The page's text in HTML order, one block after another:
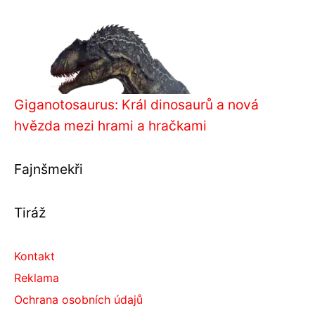
Giganotosaurus: Král dinosaurů a nová
hvězda mezi hrami a hračkami
Fajnšmekři
Tiráž
Kontakt
Reklama
Ochrana osobních údajů